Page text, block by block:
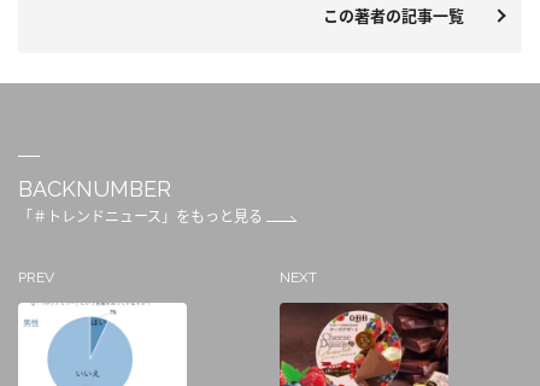
この著者の記事一覧
BACKNUMBER
「＃トレンドニュース」をもっと見る
PREV NEXT